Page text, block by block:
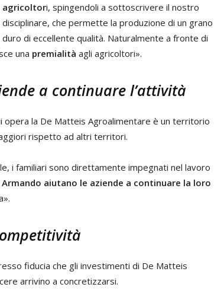
agricoltori, spingendoli a sottoscrivere il nostro
disciplinare, che permette la produzione di un grano
duro di eccellente qualità. Naturalmente a fronte di
una premialità agli agricoltori».
a continuare l’attività
opera la De Matteis Agroalimentare è un territorio
rispetto ad altri territori.
i familiari sono direttamente impegnati nel lavoro
aiutano le aziende a continuare la loro
fiducia che gli investimenti di De Matteis
arrivino a concretizzarsi.